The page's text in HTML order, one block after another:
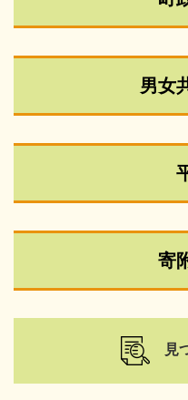
男女
寄
見